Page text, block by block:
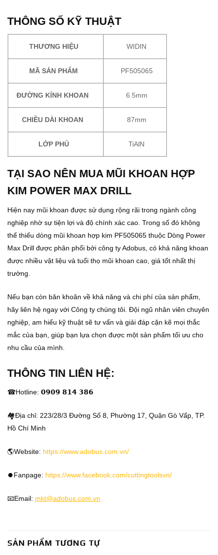
THÔNG SỐ KỸ THUẬT
THƯƠNG HIỆU WIDIN
MÃ SẢN PHẨM PF505065
ĐƯỜNG KÍNH KHOAN 6.5mm
CHIỀU DÀI KHOAN 87mm
LỚP PHỦ TiAlN
TẠI SAO NÊN MUA MŨI KHOAN HỢP
KIM POWER MAX DRILL
Hiện nay mũi khoan được sử dụng rộng rãi trong ngành công
nghiệp nhờ sự tiện lợi và độ chính xác cao. Trong số đó không
thể thiếu dòng mũi khoan hợp kim PF505065 thuộc Dòng Power
Max Drill được phân phối bởi công ty Adobus, có khả năng khoan
được nhiều vật liệu và tuổi thọ mũi khoan cao, giá tốt nhất thị
trường.
Nếu bạn còn băn khoăn về khả năng và chi phí của sản phẩm,
hãy liên hệ ngay với Công ty chúng tôi. Đội ngũ nhân viên chuyên
nghiệp, am hiểu kỹ thuật sẽ tư vấn và giải đáp cặn kẽ mọi thắc
mắc của bạn, giúp bạn lựa chọn được một sản phẩm tối ưu cho
nhu cầu của mình.
THÔNG TIN LIÊN HỆ:
☎Hotline: 𝟬𝟵𝟬𝟵 𝟴𝟭𝟰 𝟯𝟴𝟲
🏘Địa chỉ: 223/28/3 Đường Số 8, Phường 17, Quận Gò Vấp, TP.
Hồ Chí Minh
🌎Website: https://www.adobus.com.vn/
⏺️Fanpage: https://www.facebook.com/cuttingtoolsvn/
📧Email: mkt@adobus.com.vn
SẢN PHẨM TƯƠNG TỰ